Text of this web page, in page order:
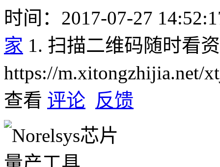
时间：2017-07-27
家 1. 扫描二维码随时看
https://m.xitongzhijia.net/
查看 评论 反馈